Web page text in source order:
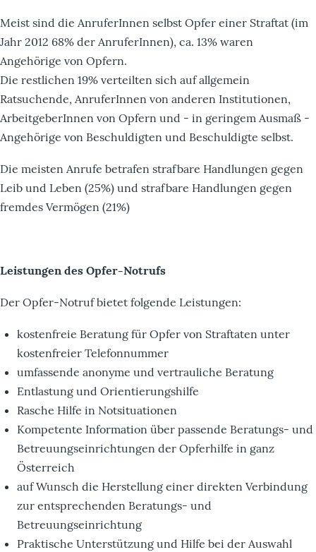
Meist sind die AnruferInnen selbst Opfer einer Straftat (im
Jahr 2012 68% der AnruferInnen), ca. 13% waren
Angehörige von Opfern.
Die restlichen 19% verteilten sich auf allgemein
Ratsuchende, AnruferInnen von anderen Institutionen,
ArbeitgeberInnen von Opfern und - in geringem Ausmaß -
Angehörige von Beschuldigten und Beschuldigte selbst.
Die meisten Anrufe betrafen strafbare Handlungen gegen
Leib und Leben (25%) und strafbare Handlungen gegen
fremdes Vermögen (21%)
Leistungen des Opfer-Notrufs
Der Opfer-Notruf bietet folgende Leistungen:
kostenfreie Beratung für Opfer von Straftaten unter
kostenfreier Telefonnummer
umfassende anonyme und vertrauliche Beratung
Entlastung und Orientierungshilfe
Rasche Hilfe in Notsituationen
Kompetente Information über passende Beratungs- und
Betreuungseinrichtungen der Opferhilfe in ganz
Österreich
auf Wunsch die Herstellung einer direkten Verbindung
zur entsprechenden Beratungs- und
Betreuungseinrichtung
Praktische Unterstützung und Hilfe bei der Auswahl